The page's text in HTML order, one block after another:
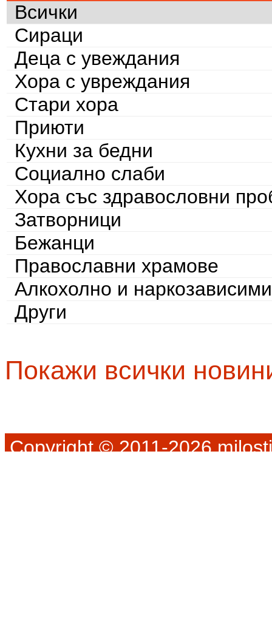
Всички
Сираци
Деца с увеждания
Хора с увреждания
Стари хора
Приюти
Кухни за бедни
Социално слаби
Хора със здравословни
Затворници
Бежанци
Православни храмове
Алкохолно и наркозависими
Други
Покажи всички
Copyright © 2011-2026